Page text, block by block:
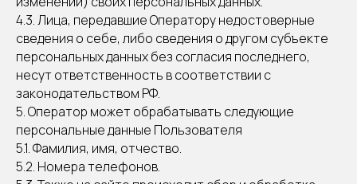
4.3. Лица, передавшие Оператору недостоверные
сведения о себе, либо сведения о другом субъекте
персональных данных без согласия последнего,
несут ответственность в соответствии с
законодательством РФ.
5. Оператор может обрабатывать следующие
персональные данные Пользователя
5.1. Фамилия, имя, отчество.
5.2. Номера телефонов.